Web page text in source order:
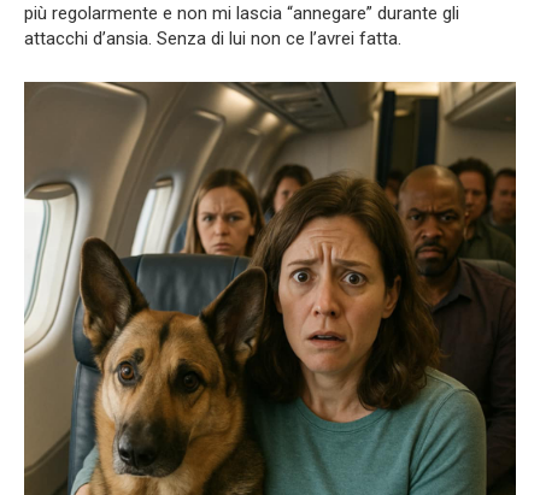
più regolarmente e non mi lascia “annegare” durante gli
attacchi d’ansia. Senza di lui non ce l’avrei fatta.